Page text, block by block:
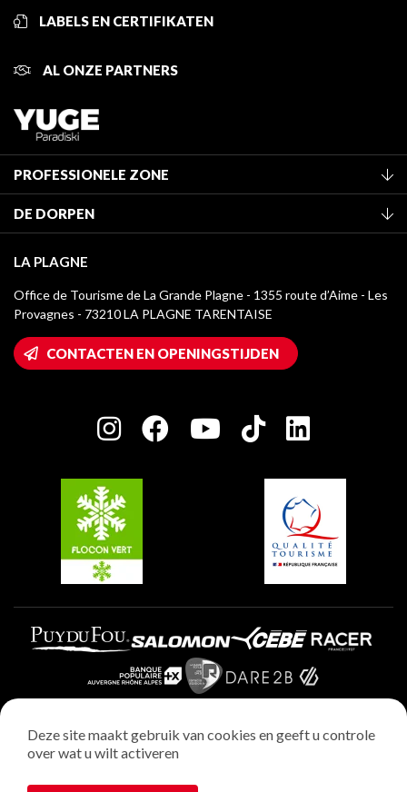
LABELS EN CERTIFIKATEN
AL ONZE PARTNERS
PROFESSIONELE ZONE
Classificatie van de gemeubileerde accommodaties
Verblijfstaks
Mediatheek
La Plagne logo's
Wifi toegang
Huis van de eigenaar
Charter van toegewijde spelers
DE DORPEN
Montchavin - Les Coches
Champagny-en-Vanoise
Plagne 1800
Plagne Villages
Plagne Aime 2000
LA PLAGNE
Office de Tourisme de La Grande Plagne - 1355 route d’Aime - Les
Provagnes - 73210 LA PLAGNE TARENTAISE
CONTACTEN EN OPENINGSTIJDEN
Wettelijke vermeldingen
Privacybeleid
Deze site maakt gebruik van cookies en geeft u controle
over wat u wilt activeren